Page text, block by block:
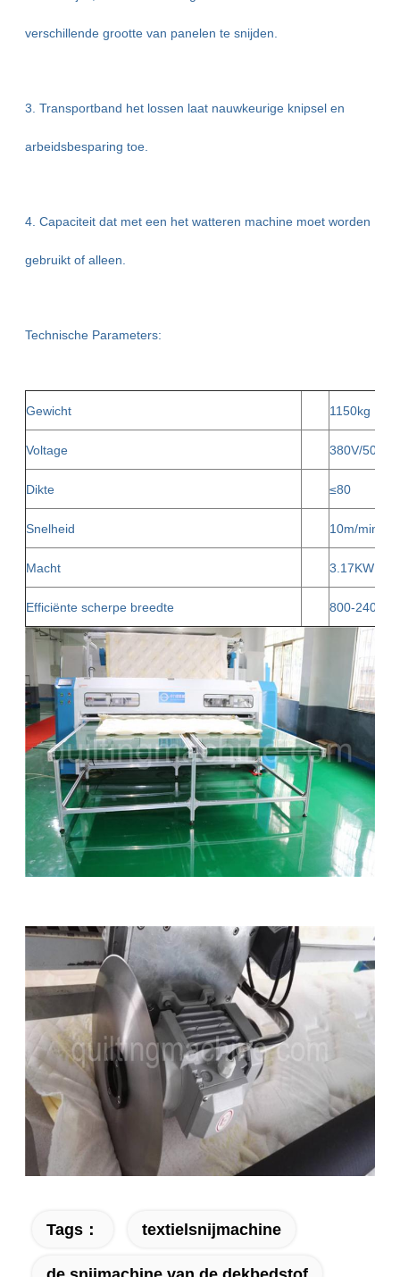
verschillende grootte van panelen te snijden.
3. Transportband het lossen laat nauwkeurige knipsel en
arbeidsbesparing toe.
4. Capaciteit dat met een het watteren machine moet worden
gebruikt of alleen.
Technische Parameters:
Gewicht 1150kg
Voltage 380V/
Dikte ≤80
Snelheid 10m/min
Macht 3.17KW
Efficiënte scherpe breedte 800-2400
Tags： textielsnijmachine